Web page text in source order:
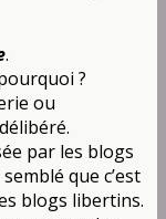
.
?
ou
par les blogs
que c’est
blogs libertins.